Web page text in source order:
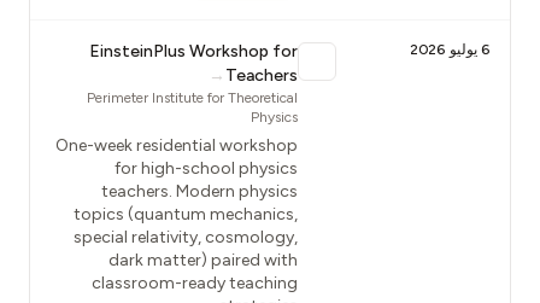
6 يوليو 2026
EinsteinPlus Workshop for
Teachers
→
Perimeter Institute for Theoretical
Physics
One-week residential workshop
for high-school physics
teachers. Modern physics
topics (quantum mechanics,
special relativity, cosmology,
dark matter) paired with
classroom-ready teaching